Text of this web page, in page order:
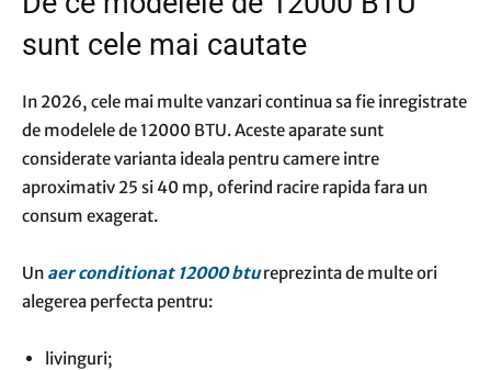
sunt cele mai cautate
In 2026, cele mai multe vanzari continua sa fie inregistrate
de modelele de 12000 BTU. Aceste aparate sunt
considerate varianta ideala pentru camere intre
aproximativ 25 si 40 mp, oferind racire rapida fara un
consum exagerat.
Un aer conditionat 12000 btureprezinta de multe ori
alegerea perfecta pentru:
livinguri;